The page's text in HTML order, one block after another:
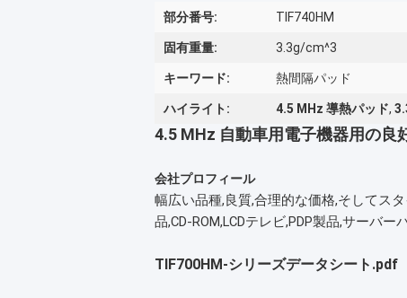
部分番号: TIF740HM
固有重量: 3.3g/cm^3
キーワード: 熱間隔パッド
ハイライト: 4.5 MHz 導熱パッド,
4.5 MHz 自動車用電子機器用の良
会社プロフィール
幅広い品種,良質,合理的な価格,そしてス
品,CD-ROM,LCDテレビ,PDP製品,サーバ
TIF700HM-シリーズデータシート.pdf